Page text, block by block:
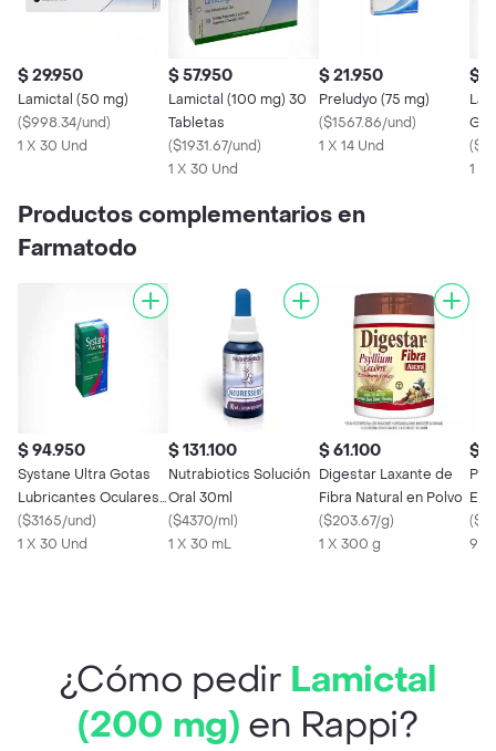
$ 29.950
Lamictal (50 mg)
($998.34/und)
1 X 30 Und
$ 57.950
Lamictal (100 mg) 30
Tabletas
($1931.67/und)
1 X 30 Und
$ 21.950
Preludyo (75 mg)
($1567.86/und)
1 X 14 Und
$
(
1 X
Productos complementarios en
Farmatodo
$ 94.950
Systane Ultra Gotas
Lubricantes Oculares
(4 mg / 3mg)
($3165/und)
1 X 30 Und
$ 131.100
Nutrabiotics Solución
Oral 30ml
($4370/ml)
1 X 30 mL
$ 61.100
Digestar Laxante de
Fibra Natural en Polvo
($203.67/g)
1 X 300 g
$
(
¿Cómo pedir Lamictal
(200 mg) en Rappi?